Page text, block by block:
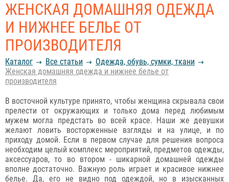
ЖЕНСКАЯ ДОМАШНЯЯ ОДЕЖДА
И НИЖНЕЕ БЕЛЬЕ ОТ
ПРОИЗВОДИТЕЛЯ
Каталог Все статьи
Одежда, обувь, сумки, ткани
Женская домашняя одежда и нижнее белье от
производителя
В восточной культуре принято, чтобы женщина скрывала свои
прелести от окружающих и только дома перед любимым
мужем могла предстать во всей красе. Наши же девушки
желают ловить восторженные взгляды и на улице, и по
приходу домой. Если в первом случае для решения вопроса
необходим целый комплекс мероприятий, предметов одежды,
аксессуаров, то во втором - шикарной домашней одежды
вполне достаточно. Важную роль играет и красивое нижнее
белье. Да, его не видно под одеждой, но в изысканных